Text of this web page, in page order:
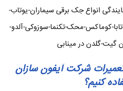
انواع جک برقی سیماران-یوتاب-
تابا-کوماکس-محک-تکنما-سوزوکی-آلدو-
گیت-گلدن در مینابی
شرکت آیفون سازان
کنیم؟